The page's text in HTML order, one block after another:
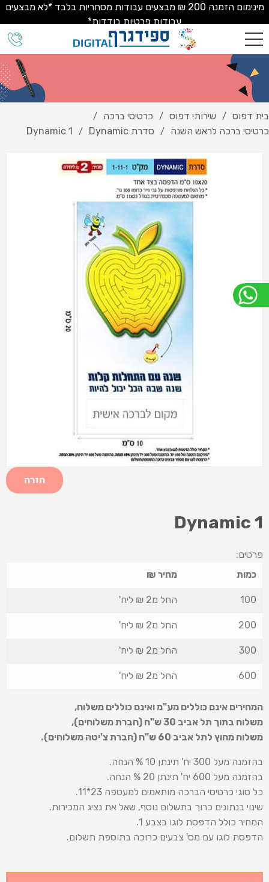
מינימום הזמנה 200 ₪ מבצעים עבודות מסחריות בלבד *לא מבצעים
עבודות פרטיות בודדות*
בית דפוס / שירותי דפוס / כרטיסי ברכה /
כרטיסי ברכה לראש השנה / סדרת Dynamic /
Dynamic 1
חזרה
Dynamic 1
פרטים:
כמות
מחיר ₪
100 החל מ2 ₪ ליח'
200 החל מ2 ₪ ליח'
300 החל מ2 ₪ ליח'
600 החל מ2 ₪ ליח'
המחירים אינם כוללים מע"מ ואינם כוללים משלוח,
משלוח בתוך תל אביב 30 ש
"ח (חברת משלוחים),
משלוח מחוץ לתל אביב 60 ש
"ח (חברת צ'יטה משלוחים).
בהזמנה מעל 300 יח' תינתן 10 % הנחה.
בהזמנה מעל 600 יח' תינתן 20 % הנחה.
כל סוגי כרטיסי הברכה מותאמים למעטפה 23*11.
שינוי בנתונים כרוך בתשלום נוסף, שאל את נציג המכירות.
המחיר כולל הדפסת לוגו בצבע 1.
הדפסת לוגו עם מס' צבעים כרוכה בתוספת תשלום.